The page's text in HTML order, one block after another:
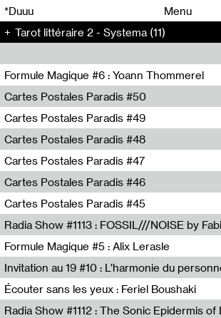
*Duuu
Menu
Tarot littéraire 2 - Systema (11)
Formule Magique #6 : Yoann Thommerel
Nathalie Lacroix,Yoann Thommerel
Cartes Postales Paradis #50
Zoé Leroux
Cartes Postales Paradis #49
Aurore Portales
Cartes Postales Paradis #48
Mathias Dupaquier
Cartes Postales Paradis #47
Raymond Engramer
Cartes Postales Paradis #46
Sarah Banville
Cartes Postales Paradis #45
Mateo Cuin
Wave Farm
Formule Magique #5 : Alix Lerasle
Nathalie Lacroix
Invitation au 19 #10 : L’harmonie du
19, CRAC
Écouter sans les yeux : Feriel Boushaki
Feriel Boushaki
00
00